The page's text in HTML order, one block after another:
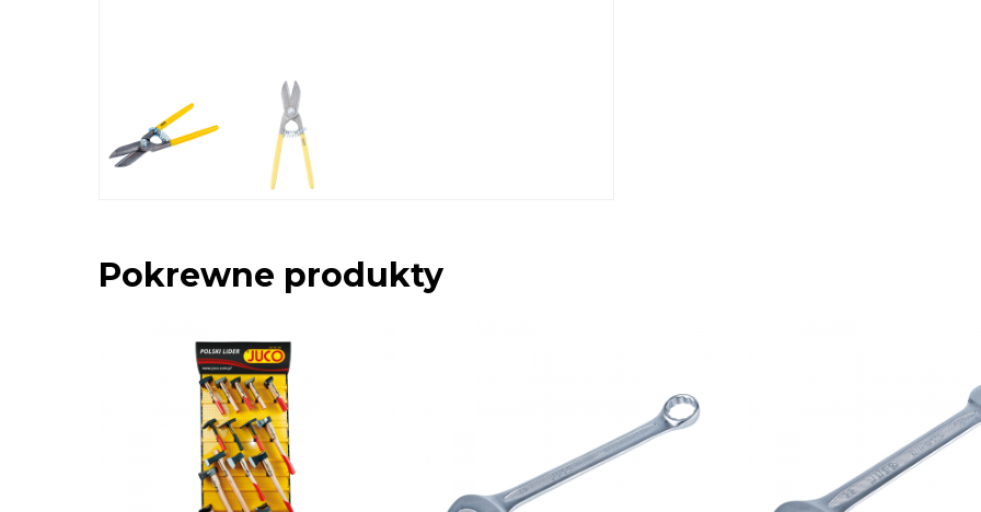
Pokrewne produkty